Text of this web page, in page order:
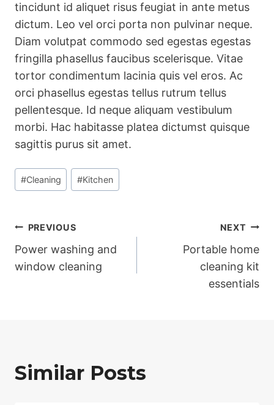
tincidunt id aliquet risus feugiat in ante metus
dictum. Leo vel orci porta non pulvinar neque.
Diam volutpat commodo sed egestas egestas
fringilla phasellus faucibus scelerisque. Vitae
tortor condimentum lacinia quis vel eros. Ac
orci phasellus egestas tellus rutrum tellus
pellentesque. Id neque aliquam vestibulum
morbi. Hac habitasse platea dictumst quisque
sagittis purus sit amet.
Post
Tags:
#Cleaning #Kitchen
Post
navigation
PREVIOUS
Power washing and
window cleaning
NEXT
Portable home
cleaning kit
essentials
Similar Posts